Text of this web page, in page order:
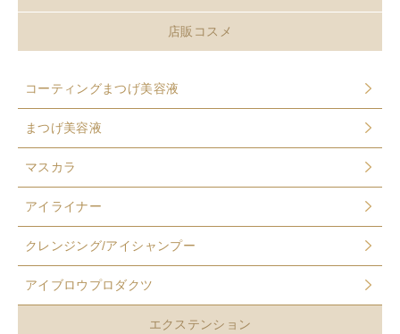
店販コスメ
コーティングまつげ美容液
まつげ美容液
マスカラ
アイライナー
クレンジング/アイシャンプー
アイブロウプロダクツ
エクステンション